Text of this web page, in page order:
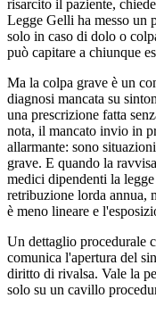
risarcito il paziente,
Legge Gelli ha messo un
solo in caso di dolo o
può capitare a chiunque
Ma la colpa grave è un
diagnosi mancata su
una prescrizione fatta
nota, il mancato invio in
allarmante: sono
grave. E quando la
medici dipendenti la
retribuzione lorda annua,
è meno lineare e
Un dettaglio procedurale
comunica l'apertura del
diritto di rivalsa. Vale la
solo su un cavillo